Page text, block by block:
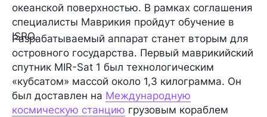
океанской поверхностью. В рамках соглашения
специалисты Маврикия пройдут обучение в
ISRO.
Разрабатываемый аппарат станет вторым для
островного государства. Первый маврикийский
спутник MIR-Sat 1 был технологическим
«кубсатом» массой около 1,3 килограмма. Он
был доставлен на Международную
космическую станцию грузовым кораблем